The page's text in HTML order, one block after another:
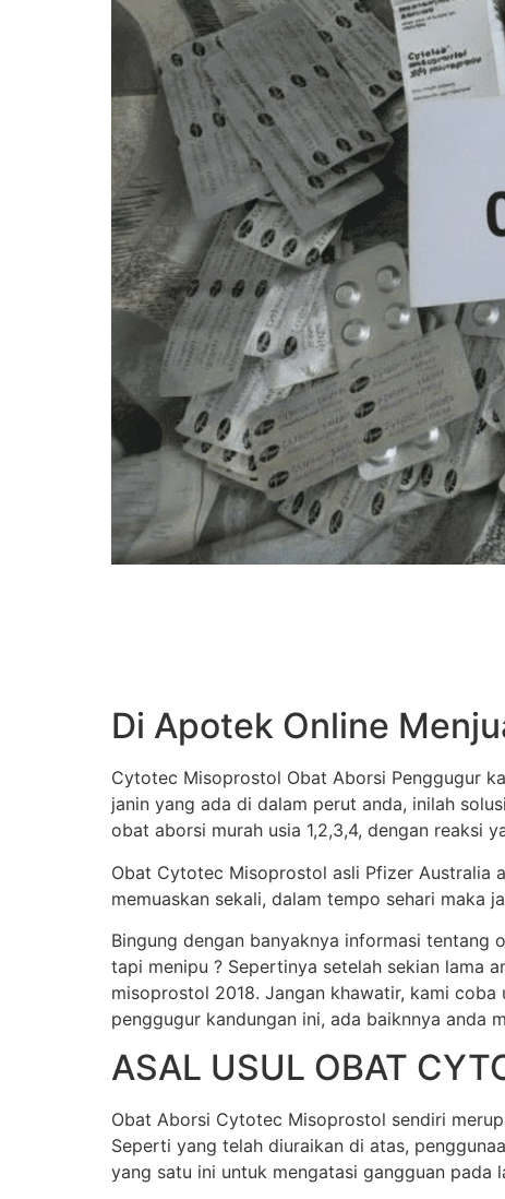
Di Apotek Online
Cytotec Misoprostol Obat Aborsi Penggugur
janin yang ada di dalam perut anda, inilah
obat aborsi murah usia 1,2,3,4, dengan reaksi
Obat Cytotec Misoprostol asli Pfizer Australia
memuaskan sekali, dalam tempo sehari maka
Bingung dengan banyaknya informasi
tapi menipu ? Sepertinya setelah sekian lama
misoprostol 2018. Jangan khawatir, kami
penggugur kandungan ini, ada baiknnya anda
ASAL USUL OBAT
Obat Aborsi Cytotec Misoprostol sendiri
Seperti yang telah diuraikan di atas,
yang satu ini untuk mengatasi gangguan pada